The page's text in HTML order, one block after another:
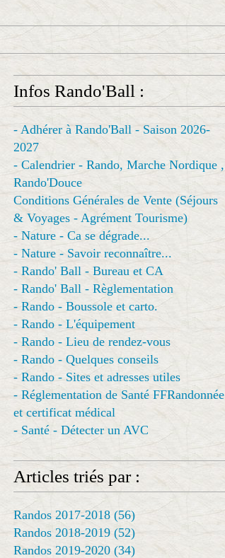
Infos Rando'Ball :
- Adhérer à Rando'Ball - Saison 2026-
2027
- Calendrier - Rando, Marche Nordique ,
Rando'Douce
Conditions Générales de Vente (Séjours
& Voyages - Agrément Tourisme)
- Nature - Ca se dégrade...
- Nature - Savoir reconnaître...
- Rando' Ball - Bureau et CA
- Rando' Ball - Règlementation
- Rando - Boussole et carto.
- Rando - L'équipement
- Rando - Lieu de rendez-vous
- Rando - Quelques conseils
- Rando - Sites et adresses utiles
- Réglementation de Santé FFRandonnée
et certificat médical
- Santé - Détecter un AVC
Articles triés par :
Randos 2017-2018 (56)
Randos 2018-2019 (52)
Randos 2019-2020 (34)